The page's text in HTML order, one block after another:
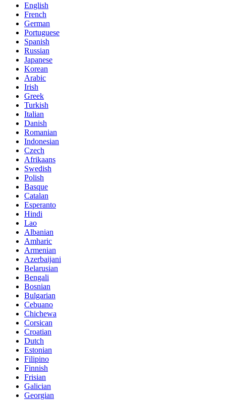
English
French
German
Portuguese
Spanish
Russian
Japanese
Korean
Arabic
Irish
Greek
Turkish
Italian
Danish
Romanian
Indonesian
Czech
Afrikaans
Swedish
Polish
Basque
Catalan
Esperanto
Hindi
Lao
Albanian
Amharic
Armenian
Azerbaijani
Belarusian
Bengali
Bosnian
Bulgarian
Cebuano
Chichewa
Corsican
Croatian
Dutch
Estonian
Filipino
Finnish
Frisian
Galician
Georgian